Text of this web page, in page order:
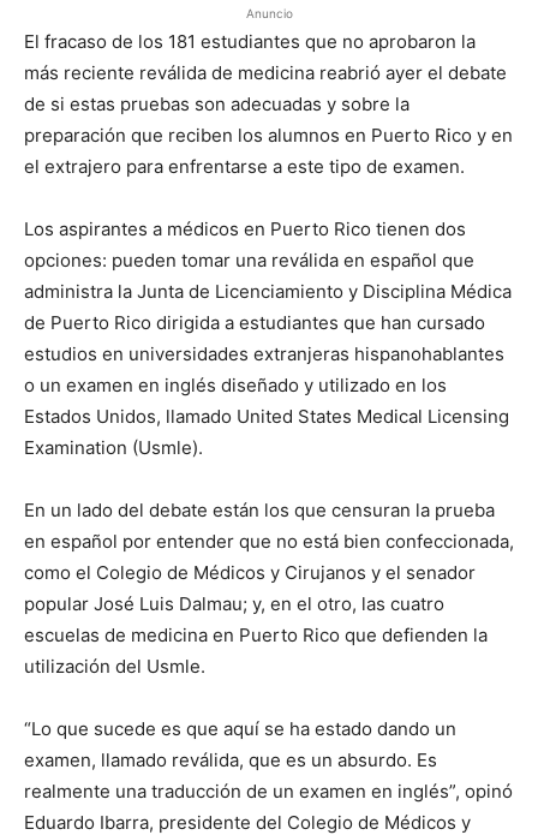
Anuncio
El fracaso de los 181 estudiantes que no aprobaron la
más reciente reválida de medicina reabrió ayer el debate
de si estas pruebas son adecuadas y sobre la
preparación que reciben los alumnos en Puerto Rico y en
el extrajero para enfrentarse a este tipo de examen.
Los aspirantes a médicos en Puerto Rico tienen dos
opciones: pueden tomar una reválida en español que
administra la Junta de Licenciamiento y Disciplina Médica
de Puerto Rico dirigida a estudiantes que han cursado
estudios en universidades extranjeras hispanohablantes
o un examen en inglés diseñado y utilizado en los
Estados Unidos, llamado United States Medical Licensing
Examination (Usmle).
En un lado del debate están los que censuran la prueba
en español por entender que no está bien confeccionada,
como el Colegio de Médicos y Cirujanos y el senador
popular José Luis Dalmau; y, en el otro, las cuatro
escuelas de medicina en Puerto Rico que defienden la
utilización del Usmle.
“Lo que sucede es que aquí se ha estado dando un
examen, llamado reválida, que es un absurdo. Es
realmente una traducción de un examen en inglés”, opinó
Eduardo Ibarra, presidente del Colegio de Médicos y